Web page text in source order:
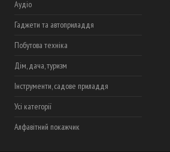
Аудіо
Гаджети та автоприладдя
Побутова техніка
Дім, дача, туризм
Інструменти, садове приладдя
Усі категорії
Алфавітний покажчик